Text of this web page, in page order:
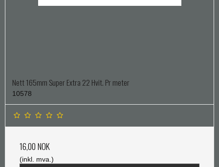
Nett 165mm Super Extra 22 Hvit. Pr meter
10578
16,00 NOK
(inkl. mva.)